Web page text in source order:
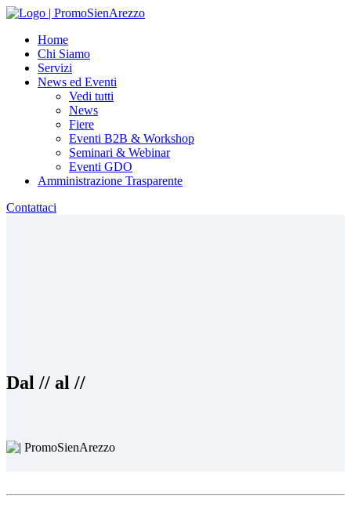
Home
Chi Siamo
Servizi
News ed Eventi
Vedi tutti
News
Fiere
Eventi B2B & Workshop
Seminari & Webinar
Eventi GDO
Amministrazione Trasparente
Contattaci
Dal // al //